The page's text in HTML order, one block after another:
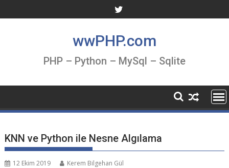
to
wwPHP.com
PHP – Python – MySql – Sqlite
KNN ve Python ile Nesne Algılama
12 Ekim 2019 Kerem Bilgehan Gül